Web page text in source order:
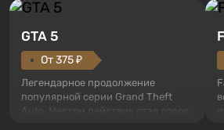
GTA 5
От 375 ₽
Легендарное продолжение
популярной серии Grand Theft
Auto. Местом действия стал город